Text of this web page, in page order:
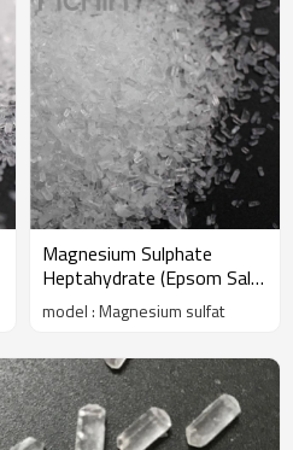
Magnesium Sulphate
Heptahydrate (Epsom Salt)
99,5% 2-4 mm kristal
model : Magnesium sulfat